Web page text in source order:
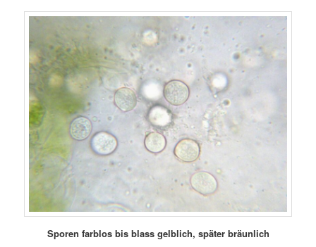
Sporen farblos bis blass gelblich, später bräunlich